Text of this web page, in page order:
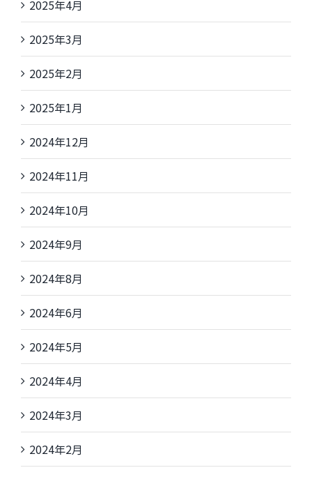
2025年4月
2025年3月
2025年2月
2025年1月
2024年12月
2024年11月
2024年10月
2024年9月
2024年8月
2024年6月
2024年5月
2024年4月
2024年3月
2024年2月